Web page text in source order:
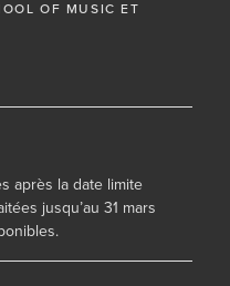
OF MUSIC ET
après la date limite
jusqu’au 31 mars